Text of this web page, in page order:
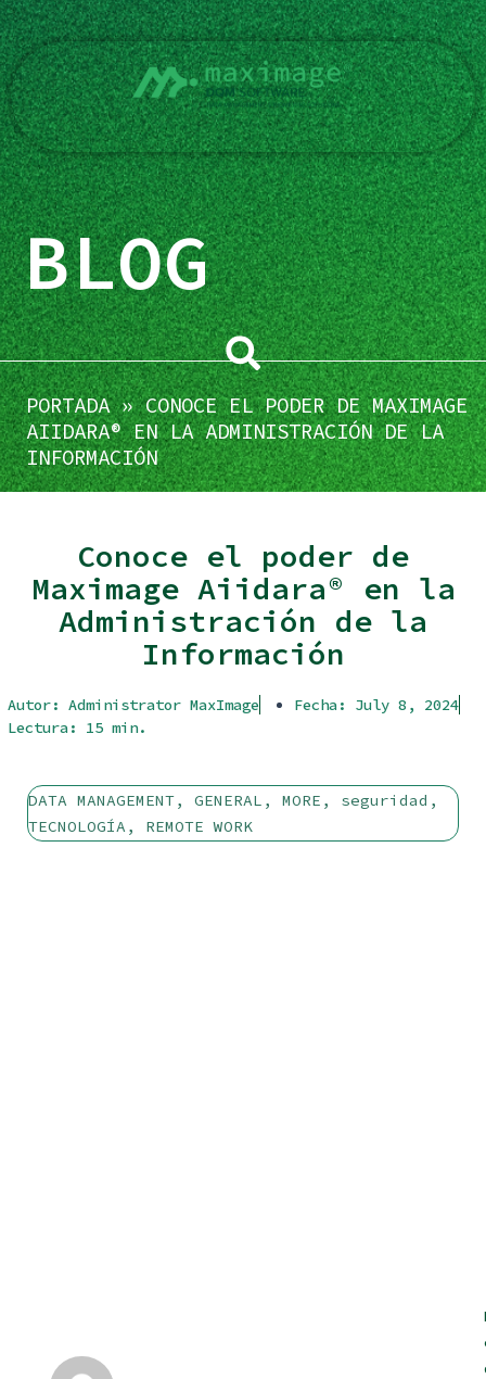
Skip
to
content
BLOG
Search
PORTADA»CONOCE EL PODER DE MAXIMAGE
AIIDARA® EN LA ADMINISTRACIÓN DE LA
INFORMACIÓN
Conoce el poder de
Maximage Aiidara® en la
Administración de la
Información
Autor:Administrator MaxImage Fecha: July 8, 2024
Lectura: 15 min.
DATA MANAGEMENT,GENERAL ,MORE , seguridad ,
TECNOLOGÍA , REMOTE WORK